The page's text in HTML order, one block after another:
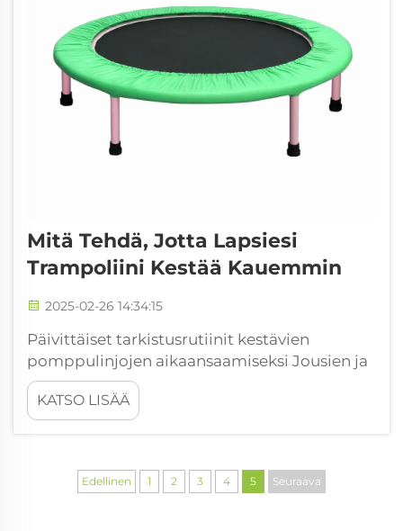
Mitä Tehdä, Jotta Lapsiesi
Trampoliini Kestää Kauemmin
2025-02-26 14:34:15
Päivittäiset tarkistusrutiinit kestävien
pomppulinjojen aikaansaamiseksi Jousien ja
kehän kunnon tarkistukset Pomppulinjan
kunnon ylläpitäminen edellyttää huolellista
huomiota metallijousiin ja kehään, jotka ovat
huolellisesti...
KATSO LISÄÄ
Edellinen 1 2 3 4 5 Seuraava